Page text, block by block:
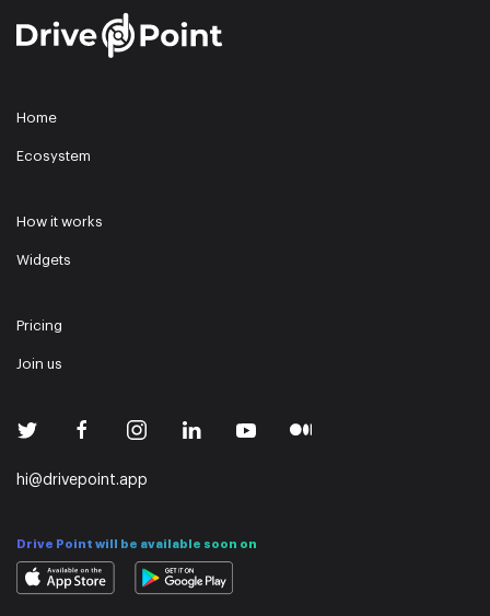
Home
Ecosystem
How it works
Widgets
Pricing
Join us
hi@drivepoint.app
Drive Point will be available soon on